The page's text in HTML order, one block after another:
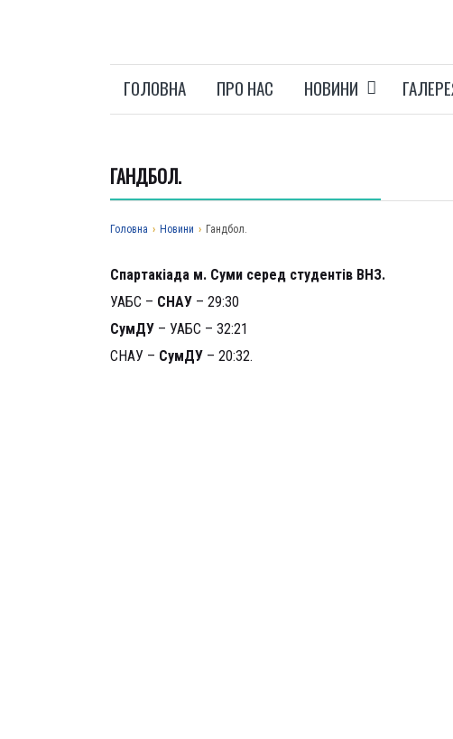
ГОЛОВНА ПРО НАС НОВИНИ
ГАНДБОЛ.
Головна › Новини › Гандбол.
Спартакіада м. Суми серед студентів ВНЗ.
УАБС – СНАУ – 29:30
СумДУ – УАБС – 32:21
СНАУ – СумДУ – 20:32.